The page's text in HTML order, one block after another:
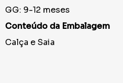
GG: 9-12 meses
Conteúdo da Embalagem
Calça e Saia